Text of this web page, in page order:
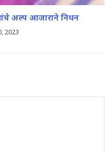
अल्प आजाराने निधन
2023